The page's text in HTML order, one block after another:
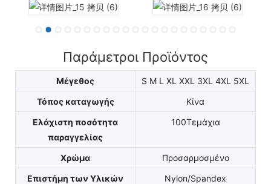
Παράμετροι Προϊόντος
Μέγεθος
S M L XL XXL 3XL 4XL 5XL
Τόπος καταγωγής
Κίνα
Ελάχιστη ποσότητα
παραγγελίας
100Τεμάχια
Χρώμα
Προσαρμοσμένο
Επιστήμη των Υλικών
Nylon/Spandex